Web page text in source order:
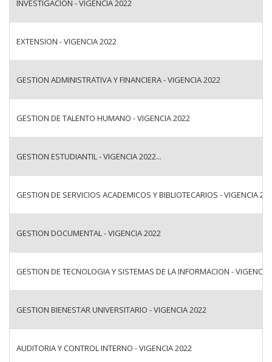
INVESTIGACION - VIGENCIA 2022
EXTENSION - VIGENCIA 2022
GESTION ADMINISTRATIVA Y FINANCIERA - VIGENCIA 2022
GESTION DE TALENTO HUMANO - VIGENCIA 2022
GESTION ESTUDIANTIL - VIGENCIA 2022...
GESTION DE SERVICIOS ACADEMICOS Y BIBLIOTECARIOS - VIGENCIA
GESTION DOCUMENTAL - VIGENCIA 2022
GESTION DE TECNOLOGIA Y SISTEMAS DE LA INFORMACION -
GESTION BIENESTAR UNIVERSITARIO - VIGENCIA 2022
AUDITORIA Y CONTROL INTERNO - VIGENCIA 2022